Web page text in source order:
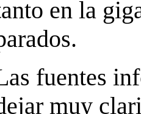
en la
fuentes
muy